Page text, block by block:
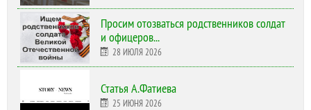
Просим отозваться родственников солдат
и офицеров...
28 ИЮЛЯ 2026
Статья А.Фатиева
25 ИЮНЯ 2026